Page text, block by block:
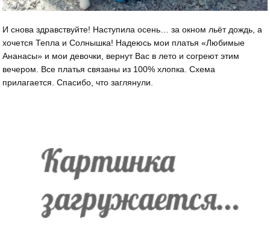
И снова здравствуйте! Наступила осень… за окном льёт дождь, а
хочется Тепла и Солнышка! Надеюсь мои платья «Любимые
Ананасы» и мои девочки, вернут Вас в лето и согреют этим
вечером. Все платья связаны из 100% хлопка. Схема
прилагается. Спасибо, что заглянули.